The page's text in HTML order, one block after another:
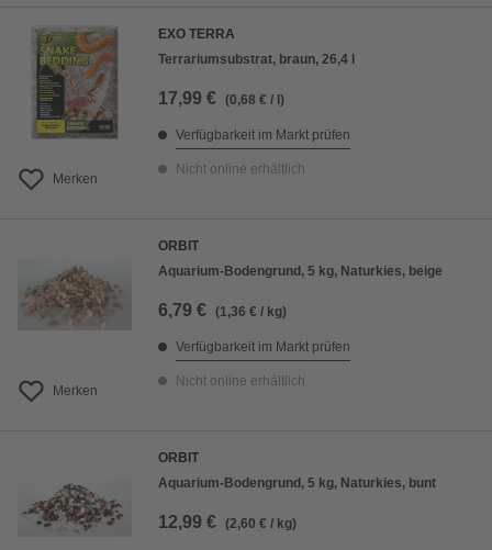
Merken
EXO TERRA
Terrariumsubstrat, braun, 26,4 l
17,99 € (0,68 € / l)
Verfügbarkeit im Markt prüfen
Nicht online erhältlich
Merken
ORBIT
Aquarium-Bodengrund, 5 kg, Naturkies, beige
6,79 € (1,36 € / kg)
Verfügbarkeit im Markt prüfen
Nicht online erhältlich
ORBIT
Aquarium-Bodengrund, 5 kg, Naturkies, bunt
12,99 € (2,60 € / kg)